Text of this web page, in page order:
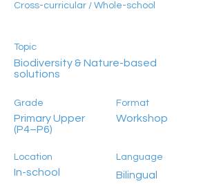
Cross-curricular / Whole-school
Topic
Biodiversity & Nature-based
solutions
Grade
Primary Upper
(P4–P6)
Location
In-school
Format
Workshop
Language
Bilingual